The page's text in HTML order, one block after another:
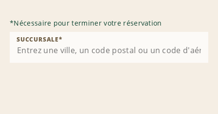
*Nécessaire pour terminer votre réservation
SUCCURSALE*